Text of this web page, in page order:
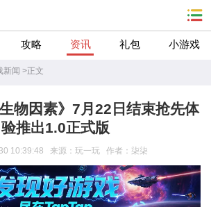
攻略 资讯 礼包 小游戏
新闻 >正文
物因素》7月22日结束抢先体
验推出1.0正式版
10:39:48 来源：玩一玩 作者：柒柒